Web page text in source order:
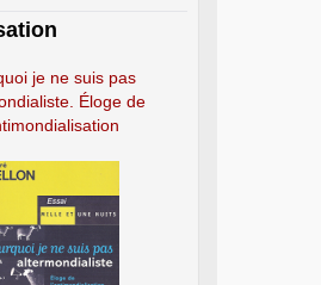
je ne suis pas
Éloge de